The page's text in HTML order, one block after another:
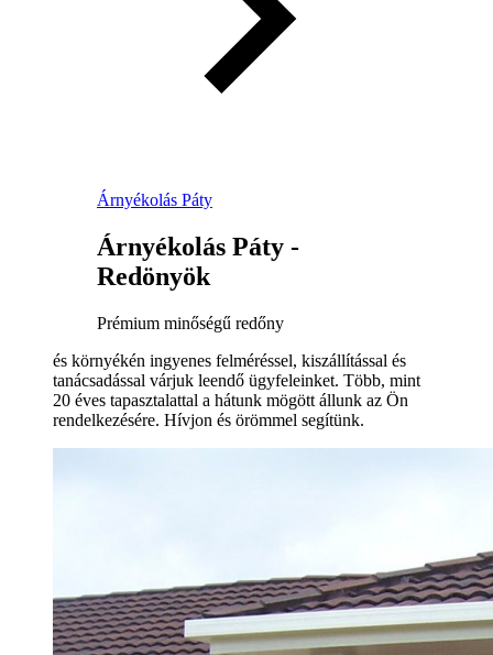
Árnyékolás Páty
Árnyékolás Páty -
Redönyök
Prémium minőségű redőny
és környékén ingyenes felméréssel, kiszállítással és
tanácsadással várjuk leendő ügyfeleinket. Több, mint
20 éves tapasztalattal a hátunk mögött állunk az Ön
rendelkezésére. Hívjon és örömmel segítünk.